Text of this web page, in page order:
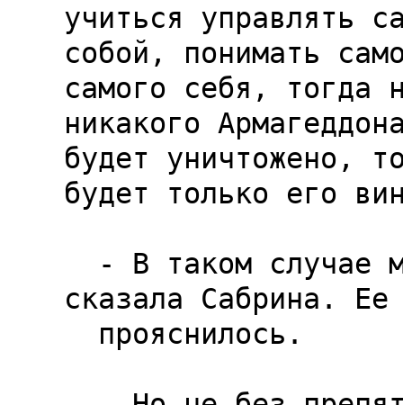
учиться управлять
собой, понимать
самого себя, тогда
никакого
будет уничтожено,
будет только его
сказала Сабрина. Ее